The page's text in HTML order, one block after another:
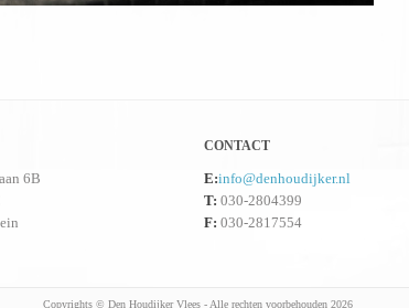
6B
CONTACT
E:info@denhoudijker.nl
T: 030-2804399
F: 030-2817554
Copyrights © Den Houdijker Vlees - Alle rechten voorbehouden 2026